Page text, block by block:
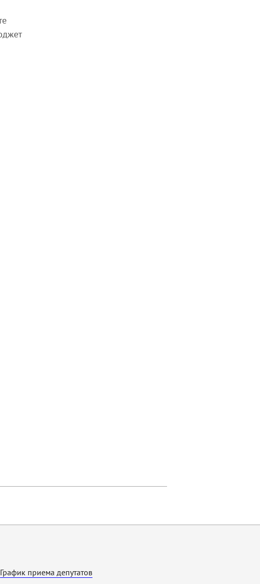
График приема депутатов